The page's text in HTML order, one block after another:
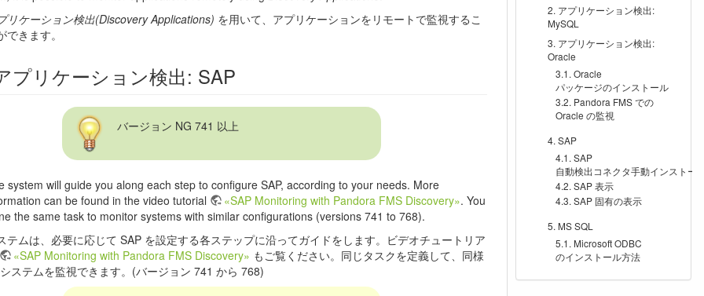
アプリケーション検出:
MySQL
アプリケーション検出:
Oracle
Oracle
パッケージのインストール
Pandora FMS での
Oracle の監視
SAP
SAP
自動検出コネクタ手動インストー
SAP 表示
SAP 固有の表示
MS SQL
Microsoft ODBC
のインストール方法
リケーション検出(Discovery Applications) を用いて、アプリケーションをリモートで監視するこ
できます。
プリケーション検出: SAP
バージョン NG 741 以上
system will guide you along each step to configure SAP, according to your needs. More
can be found in the video tutorial
«SAP Monitoring with Pandora FMS Discovery». You
the same task to monitor systems with similar configurations (versions 741 to 768).
テムは、必要に応じて SAP を設定する各ステップに沿ってガイドをします。ビデオチュートリア
«SAP Monitoring with Pandora FMS Discovery» もご覧ください。同じタスクを定義して、同様
ステムを監視できます。(バージョン 741 から 768)